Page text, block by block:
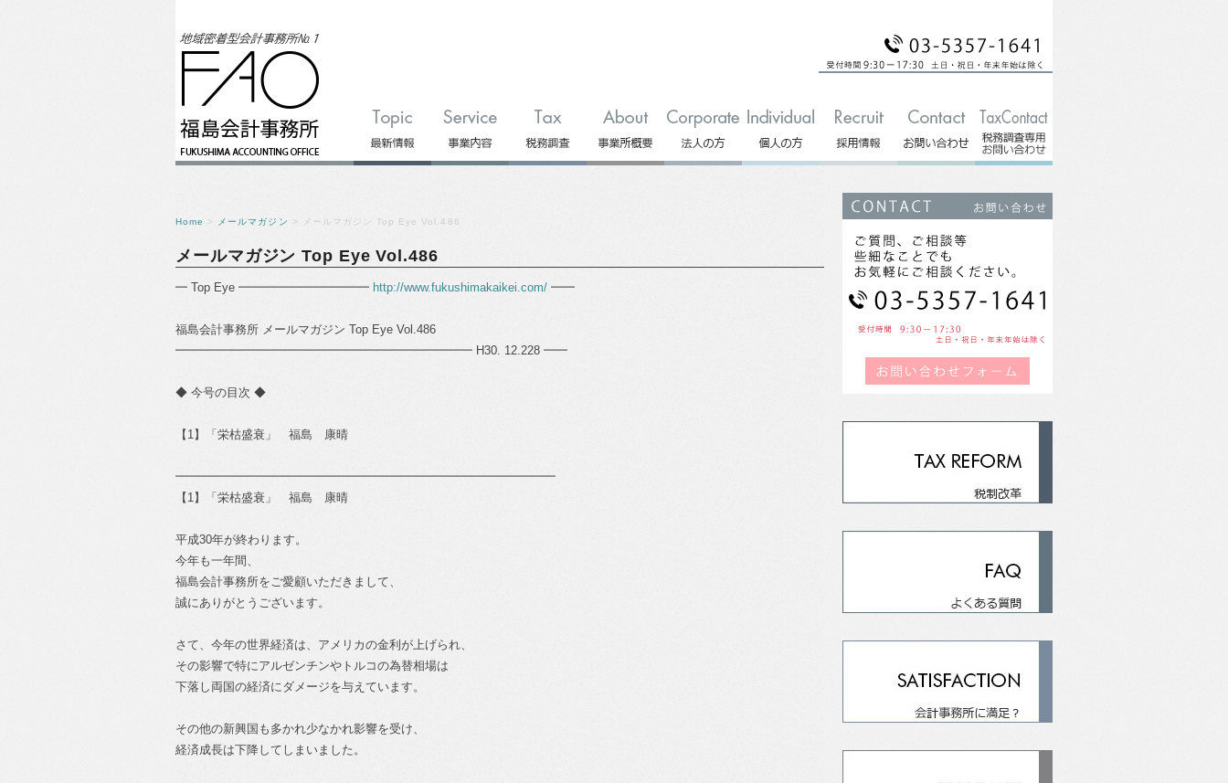
Home > メールマガジン > メールマガジン Top Eye Vol.486
メールマガジン Top Eye Vol.486
━ Top Eye ━━━━━━━━━━━ http://www.fukushimakaikei.com/ ━━
福島会計事務所 メールマガジン Top Eye Vol.486
━━━━━━━━━━━━━━━━━━━━━━━━━ H30. 12.228 ━━
◆ 今号の目次 ◆
【1】「栄枯盛衰」 福島 康晴
━━━━━━━━━━━━━━━━━━━━━━━━━━━━━━━━
【1】「栄枯盛衰」 福島 康晴
平成30年が終わります。
今年も一年間、
福島会計事務所をご愛顧いただきまして、
誠にありがとうございます。
さて、今年の世界経済は、アメリカの金利が上げられ、
その影響で特にアルゼンチンやトルコの為替相場は
下落し両国の経済にダメージを与えています。
その他の新興国も多かれ少なかれ影響を受け、
経済成長は下降してしまいました。